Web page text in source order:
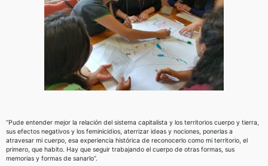
“Pude entender mejor la relación del sistema capitalista y los territorios cuerpo y tierra,
sus efectos negativos y los feminicidios, aterrizar ideas y nociones, ponerlas a
atravesar mi cuerpo, esa experiencia histórica de reconocerlo como mi territorio, el
primero, que habito. Hay que seguir trabajando el cuerpo de otras formas, sus
memorias y formas de sanarlo”.